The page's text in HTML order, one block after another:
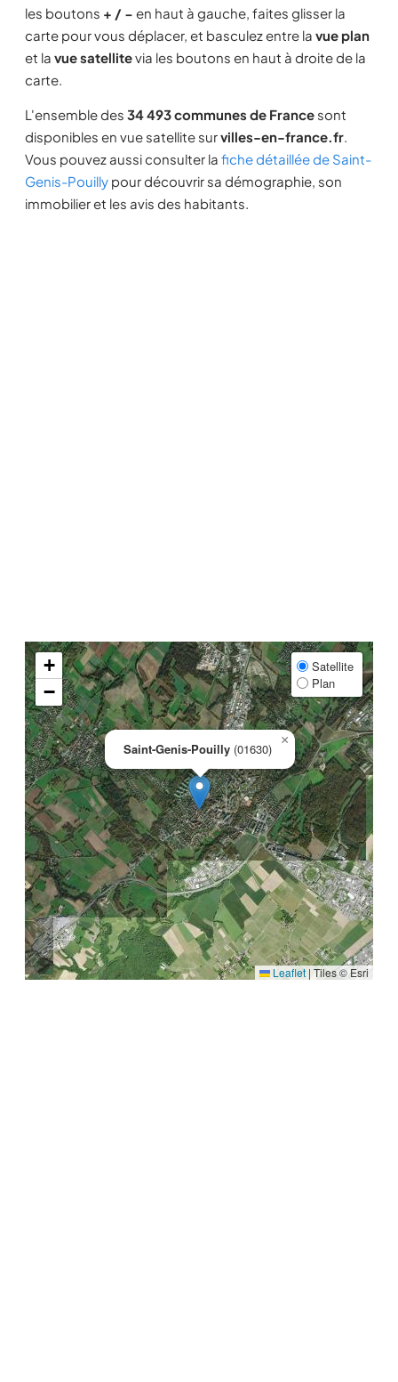
les boutons + / − en haut à gauche, faites glisser la
carte pour vous déplacer, et basculez entre la vue plan
et la vue satellitevia les boutons en haut à droite de la
carte.
L'ensemble des 34 493 communes de France sont
disponibles en vue satellite survilles-en-france.fr.
Vous pouvez aussi consulter la fiche détaillée de Saint-
Genis-Pouilly pour découvrir sa démographie, son
immobilier et les avis des habitants.
Saint-Genis-Pouilly (01630)
×
+
−
Satellite
Plan
Leaflet | Tiles © Esri